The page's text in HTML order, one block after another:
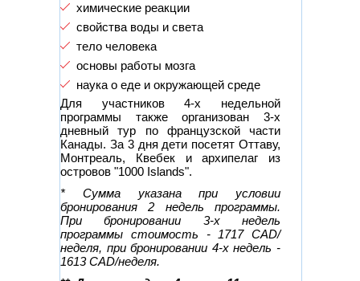
химические реакции
свойства воды и света
тело человека
основы работы мозга
наука о еде и окружающей среде
Для участников 4-х недельной
программы также организован 3-х
дневный тур по французской части
Канады. За 3 дня дети посетят Оттаву,
Монтреаль, Квебек и архипелаг из
островов "1000 Islands".
* Сумма указана при условии
бронирования 2 недель программы.
При бронировании 3-х недель
программы стоимость - 1717 CAD/
неделя, при бронировании 4-х недель -
1613 CAD/неделя.